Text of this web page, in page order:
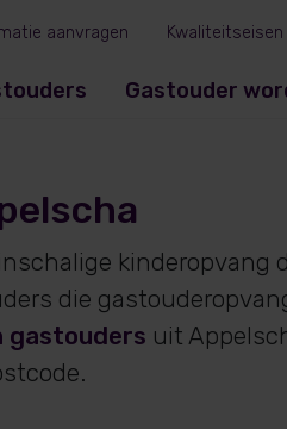
Gastouder
aanvragen
kinderopvang
die
gastouders uit